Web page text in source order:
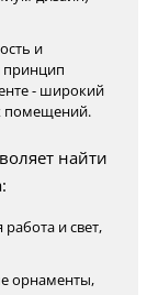
и
принцип
- широкий
помещений.
найти
и свет,
орнаменты,